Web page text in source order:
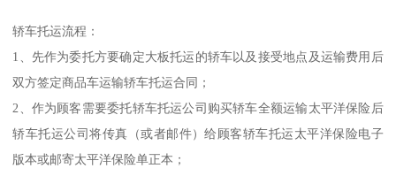
轿车托运流程：
1、先作为委托方要确定大板托运的轿车以及接受地点及运输费用后
双方签定商品车运输轿车托运合同；
2、作为顾客需要委托轿车托运公司购买轿车全额运输太平洋保险后
轿车托运公司将传真（或者邮件）给顾客轿车托运太平洋保险电子
版本或邮寄太平洋保险单正本；